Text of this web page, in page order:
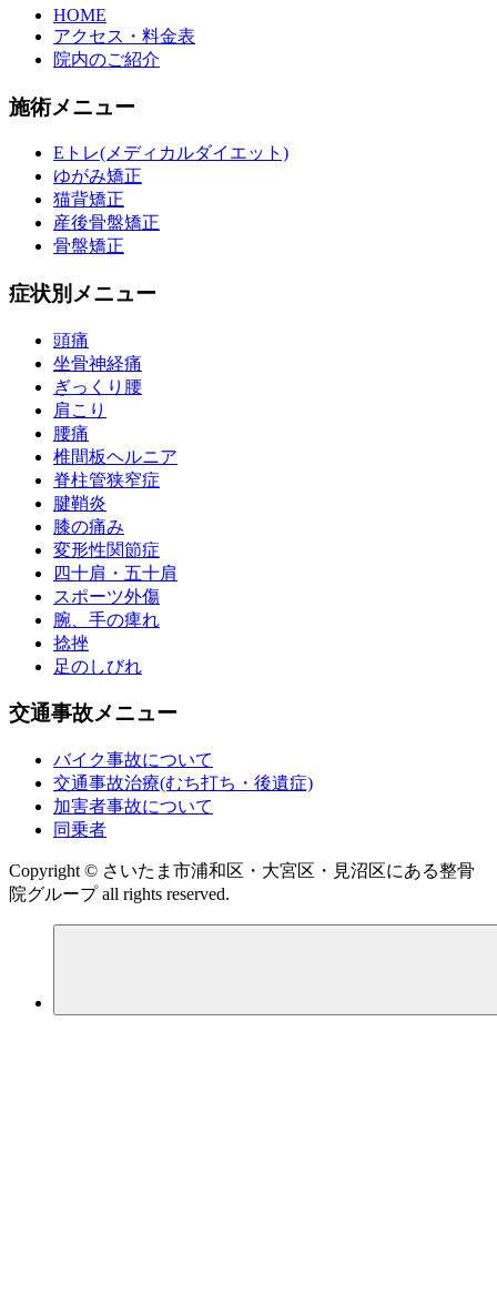
HOME
アクセス・料金表
院内のご紹介
施術メニュー
Eトレ(メディカルダイエット)
ゆがみ矯正
猫背矯正
産後骨盤矯正
骨盤矯正
症状別メニュー
頭痛
坐骨神経痛
ぎっくり腰
肩こり
腰痛
椎間板ヘルニア
脊柱管狭窄症
腱鞘炎
膝の痛み
変形性関節症
四十肩・五十肩
スポーツ外傷
腕、手の痺れ
捻挫
足のしびれ
交通事故メニュー
バイク事故について
交通事故治療(むち打ち・後遺症)
加害者事故について
同乗者
Copyright © さいたま市浦和区・大宮区・見沼区にある整骨
院グループ all rights reserved.